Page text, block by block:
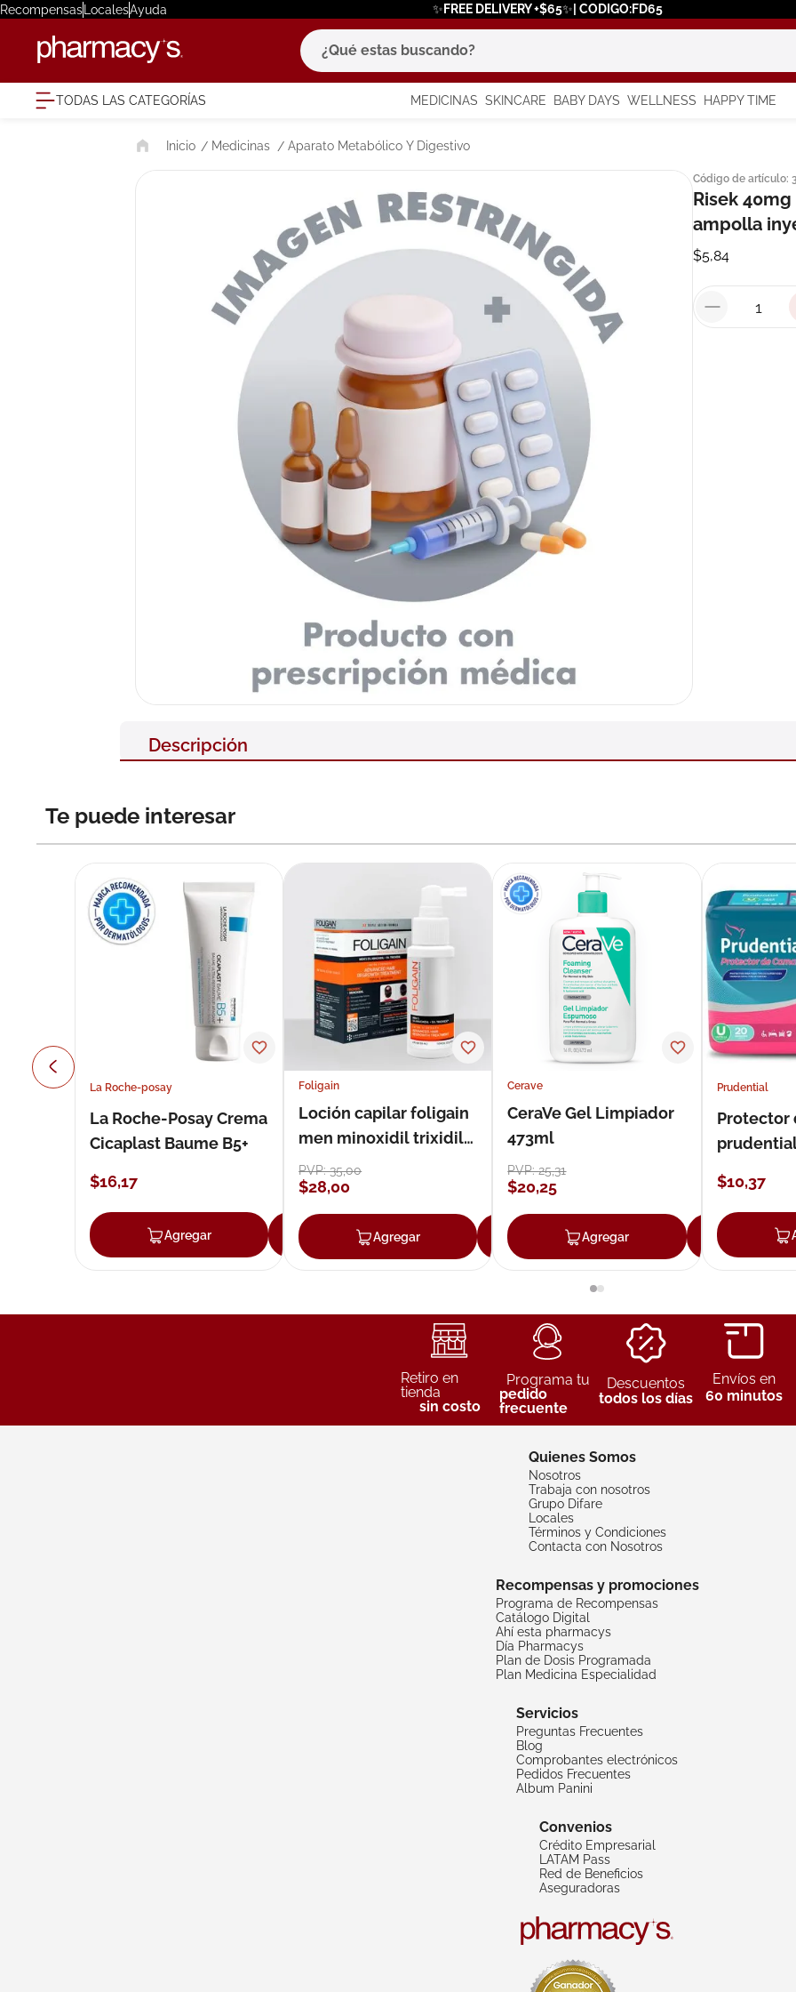
RecompensasLocalesAyuda ✨FREE DELIVERY +$65✨| CODIGO:FD65
¿Qué estas buscando?
TODAS LAS CATEGORÍAS MEDICINAS SKINCARE BABY DAYS WELLNESS HAPPY TIME
Medicinas Aparato Metabólico Y Digestivo
Código de artículo:
Risek
ampolla
$5,84
Descripción
Te puede interesar
La Roche-posay
La Roche-Posay Crema
Cicaplast Baume B5+
$16,17
Agregar Agregar
Foligain
Loción capilar foligain
men minoxidil trixidil
loción 59 ml
PVP:35,00
$28,00
Agregar Agregar
Cerave
CeraVe Gel Limpiador
473ml
PVP:25,31
$20,25
Agregar
Prudential
Protector
$10,37
Retiro en
tienda
sin costo
Programa tu
pedido
frecuente
Descuentos
todos los días
Envíos en
60 minutos
Quienes Somos
Nosotros
Trabaja con nosotros
Grupo Difare
Locales
Términos y Condiciones
Contacta con Nosotros
Recompensas y promociones
Programa de Recompensas
Catálogo Digital
Ahí esta pharmacys
Día Pharmacys
Plan de Dosis Programada
Plan Medicina Especialidad
Servicios
Preguntas Frecuentes
Blog
Comprobantes electrónicos
Pedidos Frecuentes
Album Panini
Convenios
Crédito Empresarial
LATAM Pass
Red de Beneficios
Aseguradoras
términos más buscados
1. eucerin
3. bioderma
7.
. roche posay
9. megacistin
10 pañales